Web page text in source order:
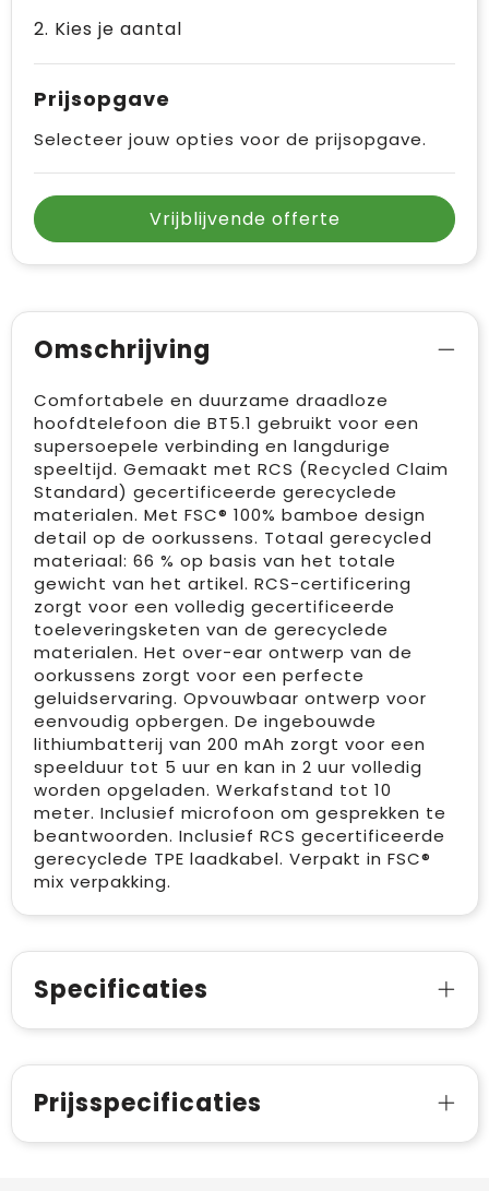
2. Kies je aantal
Prijsopgave
Selecteer jouw opties voor de prijsopgave.
Vrijblijvende offerte
Omschrijving
Comfortabele en duurzame draadloze
hoofdtelefoon die BT5.1 gebruikt voor een
supersoepele verbinding en langdurige
speeltijd. Gemaakt met RCS (Recycled Claim
Standard) gecertificeerde gerecyclede
materialen. Met FSC® 100% bamboe design
detail op de oorkussens. Totaal gerecycled
materiaal: 66 % op basis van het totale
gewicht van het artikel. RCS-certificering
zorgt voor een volledig gecertificeerde
toeleveringsketen van de gerecyclede
materialen. Het over-ear ontwerp van de
oorkussens zorgt voor een perfecte
geluidservaring. Opvouwbaar ontwerp voor
eenvoudig opbergen. De ingebouwde
lithiumbatterij van 200 mAh zorgt voor een
speelduur tot 5 uur en kan in 2 uur volledig
worden opgeladen. Werkafstand tot 10
meter. Inclusief microfoon om gesprekken te
beantwoorden. Inclusief RCS gecertificeerde
gerecyclede TPE laadkabel. Verpakt in FSC®
mix verpakking.
Specificaties
Prijsspecificaties